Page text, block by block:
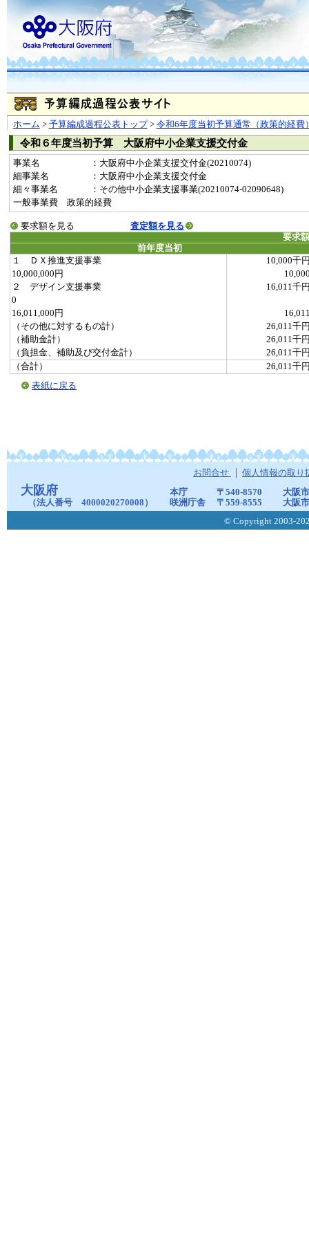
ホーム > 予算編成過程公表トップ> 令和6年度当初予算通常（政策的経費
令和６年度当初予算 大阪府中小企業支援交付金
事業名
：大阪府中小企業支援交付金(20210074)
細事業名
：大阪府中小企業支援交付金
細々事業名
：その他中小企業支援事業(20210074-02090648)
一般事業費 政策的経費
要求額を見る
査定額を見る
要求
前年度当初
１ ＤＸ推進支援事業
10,000千
10,000,000円
２ デザイン支援事業
16,011千
0
16,011,000円
（その他に対するもの計）
26,011千
（補助金計）
26,011千
（負担金、補助及び交付金計）
26,011千
（合計）
26,011千
表紙に戻る
お問合せ 個人情報の取り
大阪府
（法人番号 4000020270008）
本庁 〒540-8570
大阪
咲洲庁舎
〒559-8555
大阪
© Copyright 2003-